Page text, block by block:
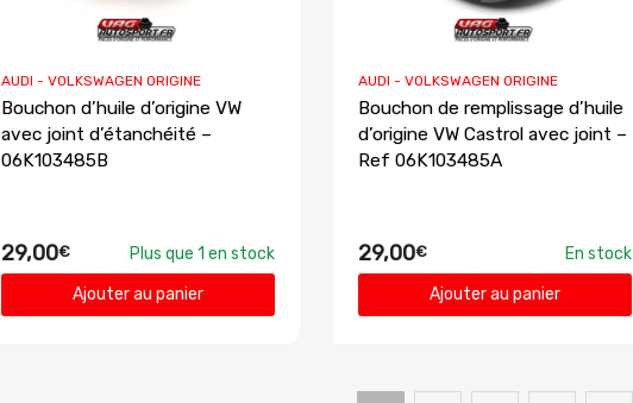
AUDI - VOLKSWAGEN ORIGINE
Bouchon d’huile d’origine VW
avec joint d’étanchéité –
06K103485B
29,00€
Plus que 1 en stock
Ajouter au panier
AUDI - VOLKSWAGEN ORIGINE
Bouchon de remplissage d’huile
d’origine VW Castrol avec joint –
Ref 06K103485A
29,00€
En stock
Ajouter au panier